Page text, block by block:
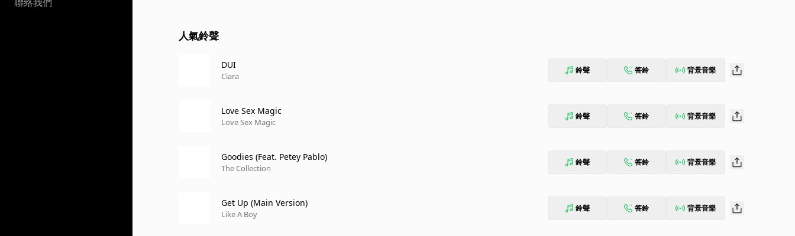
人氣鈴聲
DUI
Ciara
鈴聲 答鈴 背景音樂
Love Sex Magic
Love Sex Magic
鈴聲 答鈴 背景音樂
Goodies (Feat. Petey Pablo)
The Collection
鈴聲 答鈴 背景音樂
Get Up (Main Version)
Like A Boy
鈴聲 答鈴 背景音樂